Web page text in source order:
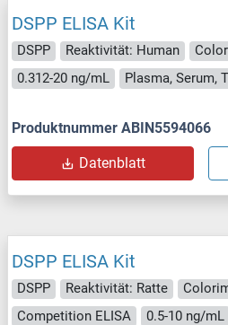
DSPP ELISA Kit
DSPP Reaktivität: Human
0.312-20 ng/mL
Plasma, Serum,
Produktnummer ABIN5594066
Datenblatt
DSPP ELISA Kit
DSPP Reaktivität: Ratte
Competition ELISA
0.5-10 ng/mL